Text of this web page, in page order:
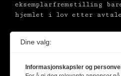
eksemplarfremstilling
hjemlet i lov etter avtale
Dine valg:
Informasjonskapsler og